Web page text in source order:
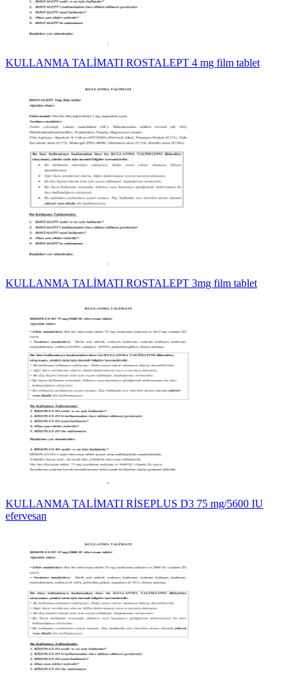
KULLANMA TALİMATI ROSTALEPT 4 mg film tablet
KULLANMA TALİMATI ROSTALEPT 3mg film tablet
KULLANMA TALİMATI RİSEPLUS D3 75 mg/5600 IU
efervesan